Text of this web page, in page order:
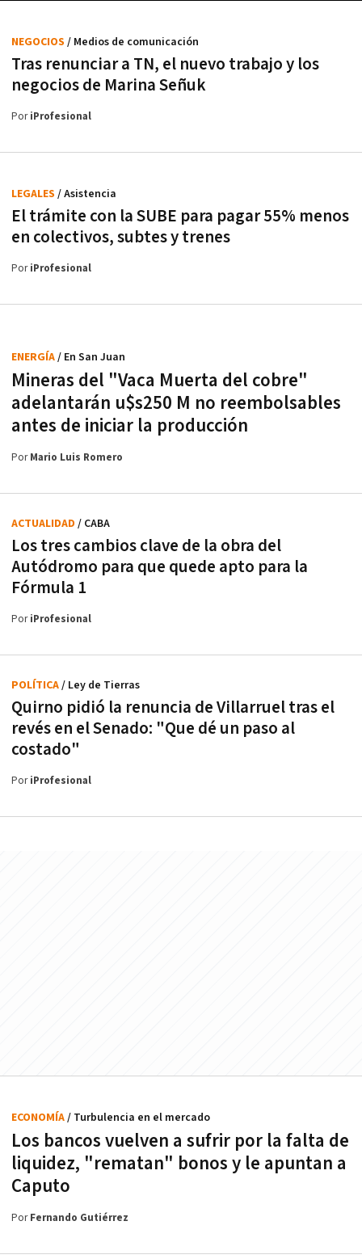
Tras renunciar a TN, el nuevo trabajo y los
negocios de Marina Señuk
NEGOCIOS / Medios de comunicación
PoriProfesional
El trámite con la SUBE para pagar 55% menos
en colectivos, subtes y trenes
LEGALES / Asistencia
PoriProfesional
Mineras del "Vaca Muerta del cobre"
adelantarán u$s250 M no reembolsables
antes de iniciar la producción
ENERGÍA/ En San Juan
PorMario Luis Romero
Los tres cambios clave de la obra del
Autódromo para que quede apto para la
Fórmula 1
ACTUALIDAD / CABA
PoriProfesional
Quirno pidió la renuncia de Villarruel tras el
revés en el Senado: "Que dé un paso al
costado"
POLÍTICA/ Ley de Tierras
PoriProfesional
Los bancos vuelven a sufrir por la falta de
liquidez, "rematan" bonos y le apuntan a
Caputo
ECONOMÍA/ Turbulencia en el mercado
PorFernando Gutiérrez